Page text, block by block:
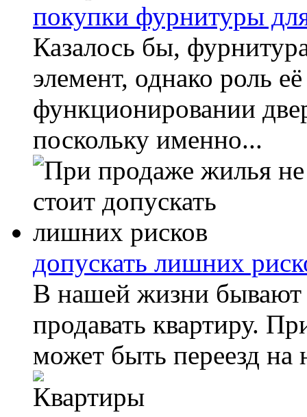
покупки фурнитуры
Казалось бы,
элемент, однако роль
функционировании
поскольку именно...
допускать лишних
В нашей жизни бывают
продавать квартиру.
может быть переезд на